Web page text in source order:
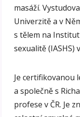
masáží.
Univerzitě a v
s tělem na
sexualitě (IASHS)
Je certifikovanou
a společně s
profese v ČR. Je